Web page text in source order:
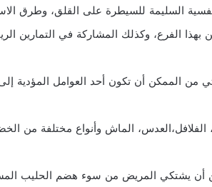
السليمة للسيطرة على القلق، وطرق
بهذا الفرع، وكذلك المشاركة في التمارين
من الممكن أن تكون أحد العوامل المؤدية
الماش وأنواع مختلفة من
يشتكي المريض من سوء هضم الحليب